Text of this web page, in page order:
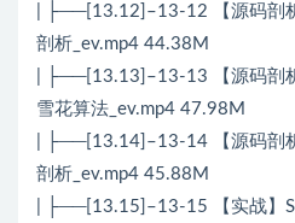
| ├──[13.12]–13-12 【源码剖
剖析_ev.mp4 44.38M
| ├──[13.13]–13-13 【源码剖
雪花算法_ev.mp4 47.98M
| ├──[13.14]–13-14 【源码剖
剖析_ev.mp4 45.88M
| ├──[13.15]–13-15 【实战】